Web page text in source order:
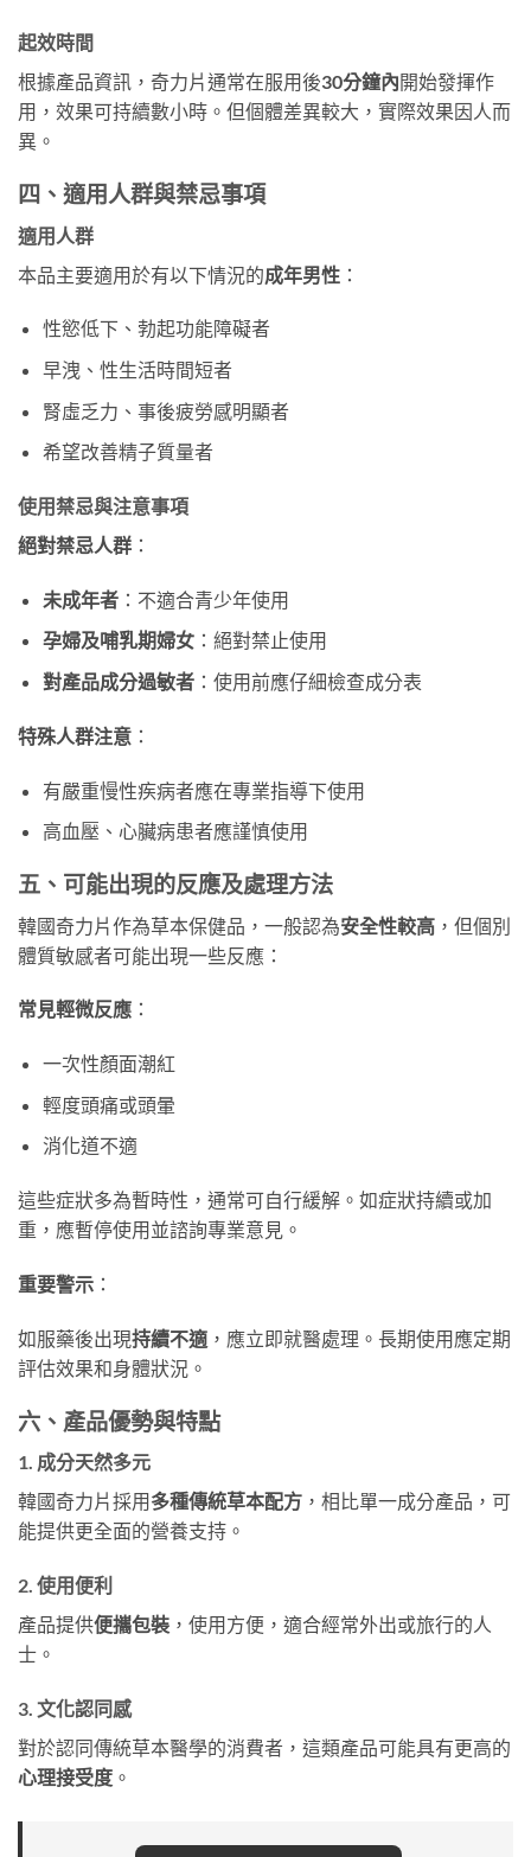
起效時間
根據產品資訊，奇力片通常在服用後30分鐘內開始發揮作
用，效果可持續數小時。但個體差異較大，實際效果因人而
異。
四、適用人群與禁忌事項
適用人群
本品主要適用於有以下情況的成年男性 ：
性慾低下、勃起功能障礙者
早洩、性生活時間短者
腎虛乏力、事後疲勞感明顯者
希望改善精子質量者
使用禁忌與注意事項
絕對禁忌人群 ：
未成年者：不適合青少年使用
孕婦及哺乳期婦女：絕對禁止使用
對產品成分過敏者：使用前應仔細檢查成分表
特殊人群注意 ：
有嚴重慢性疾病者應在專業指導下使用
高血壓、心臟病患者應謹慎使用
五、可能出現的反應及處理方法
韓國奇力片作為草本保健品，一般認為安全性較高 ，但個別
體質敏感者可能出現一些反應：
常見輕微反應 ：
一次性顏面潮紅
輕度頭痛或頭暈
消化道不適
這些症狀多為暫時性，通常可自行緩解。如症狀持續或加
重，應暫停使用並諮詢專業意見。
重要警示 ：
如服藥後出現持續不適 ，應立即就醫處理。長期使用應定期
評估效果和身體狀況。
六、產品優勢與特點
1. 成分天然多元
韓國奇力片採用多種傳統草本配方 ，相比單一成分產品，可
能提供更全面的營養支持。
2. 使用便利
產品提供便攜包裝 ，使用方便，適合經常外出或旅行的人
士。
3. 文化認同感
對於認同傳統草本醫學的消費者，這類產品可能具有更高的
心理接受度 。